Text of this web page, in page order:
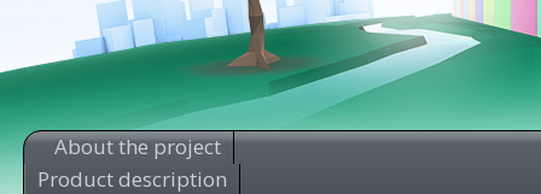
About the project
Product description